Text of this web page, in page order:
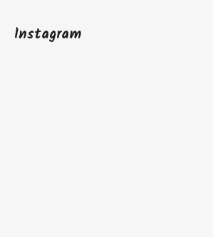
Instagram